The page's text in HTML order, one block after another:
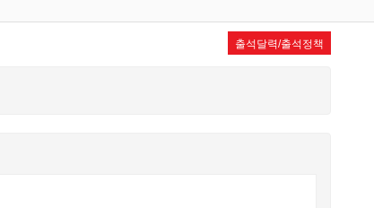
출석달력/출석정책